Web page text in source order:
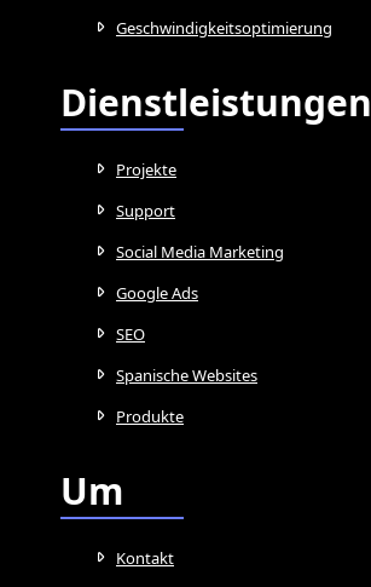
Geschwindigkeitsoptimierung
Dienstleistungen
Projekte
Support
Social Media Marketing
Google Ads
SEO
Spanische Websites
Produkte
Um
Kontakt